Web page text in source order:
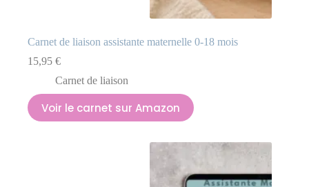
Carnet de liaison assistante maternelle 0-18 mois
15,95 €
Carnet de liaison
Voir le carnet sur Amazon